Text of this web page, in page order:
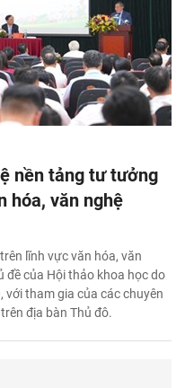
nền tảng tư tưởng
hóa, văn nghệ
lĩnh vực văn hóa, văn
đề của Hội thảo khoa học do
tham gia của các chuyên
địa bàn Thủ đô.